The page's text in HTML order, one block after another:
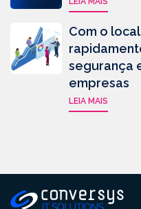
Com o
segurança
empresas
LEIA MAIS